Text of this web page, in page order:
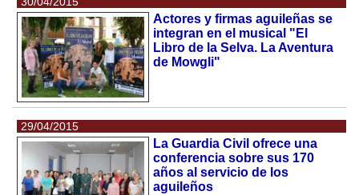
Actores y firmas aguileñas se
integran en el musical "El
Libro de la Selva. La Aventura
de Mowgli"
29/04/2015
La Guardia Civil ofrece una
conferencia sobre sus 170
años al servicio de los
aguileños